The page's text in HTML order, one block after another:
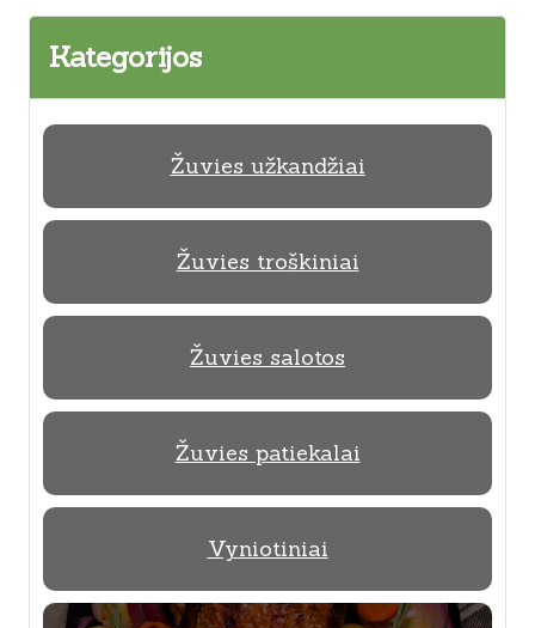
Kategorijos
Žuvies užkandžiai
Žuvies troškiniai
Žuvies salotos
Žuvies patiekalai
Vyniotiniai